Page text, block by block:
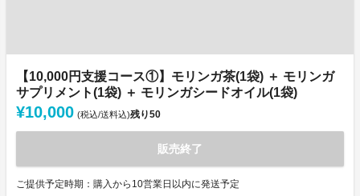
【10,000円支援コース①】モリンガ茶(1袋) ＋ モリンガ
サプリメント(1袋) ＋ モリンガシードオイル(1袋)
¥10,000 (税込/送料込)残り50
販売終了
ご提供予定時期：購入から10営業日以内に発送予定